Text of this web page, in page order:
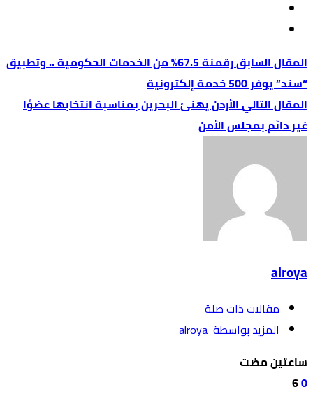
رقمنة 67.5% من الخدمات الحكومية .. وتطبيق
“سند” يوفر 500 خدمة إلكترونية
الأردن يهنئ البحرين بمناسبة انتخابها عضوًا
غير دائم بمجلس الأمن
alroya
‫مقالات ذات صلة‬
‫‫المزيد بواسطة‬ ‬ alroya
‫‫‫‏‫ساعتين مضت‬
0
6